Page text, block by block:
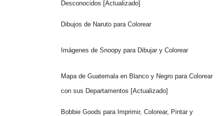
Desconocidos [Actualizado]
Dibujos de Naruto para Colorear
Imágenes de Snoopy para Dibujar y Colorear
Mapa de Guatemala en Blanco y Negro para Colorear
con sus Departamentos [Actualizado]
Bobbie Goods para Imprimir, Colorear, Pintar y